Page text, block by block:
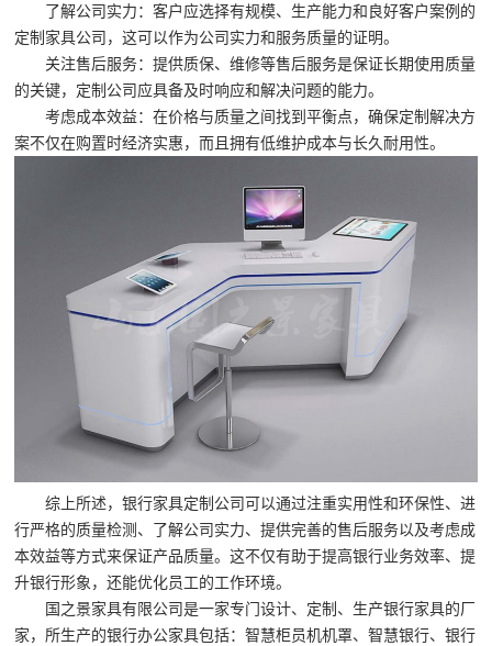
了解公司实力：客户应选择有规模、生产能力和良好客户案例的
定制家具公司，这可以作为公司实力和服务质量的证明。
关注售后服务：提供质保、维修等售后服务是保证长期使用质量
的关键，定制公司应具备及时响应和解决问题的能力。
考虑成本效益：在价格与质量之间找到平衡点，确保定制解决方
案不仅在购置时经济实惠，而且拥有低维护成本与长久耐用性。
综上所述，银行家具定制公司可以通过注重实用性和环保性、进
行严格的质量检测、了解公司实力、提供完善的售后服务以及考虑成
本效益等方式来保证产品质量。这不仅有助于提高银行业务效率、提
升银行形象，还能优化员工的工作环境。
国之景家具有限公司是一家专门设计、定制、生产银行家具的厂
家，所生产的银行办公家具包括：智慧柜员机机罩、智慧银行、银行